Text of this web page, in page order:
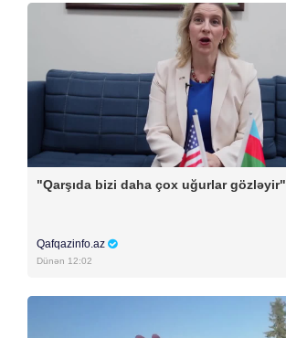
"Qarşıda bizi daha çox uğurlar gözləyir"
Qafqazinfo.az
Dünən 12:02